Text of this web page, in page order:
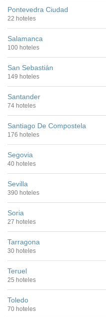
Pontevedra Ciudad
22 hoteles
Salamanca
100 hoteles
San Sebastián
149 hoteles
Santander
74 hoteles
Santiago De Compostela
176 hoteles
Segovia
40 hoteles
Sevilla
390 hoteles
Soria
27 hoteles
Tarragona
30 hoteles
Teruel
25 hoteles
Toledo
70 hoteles